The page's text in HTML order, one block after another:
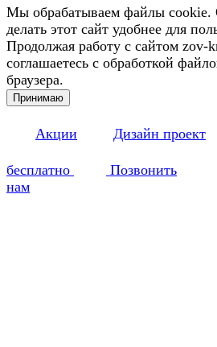
Мы обрабатываем файлы
делать этот сайт удобнее для
Продолжая работу с сайтом zov-
соглашаетесь с обработкой
браузера.
Принимаю
Акции Дизайн проект
бесплатно
Позвонить
нам